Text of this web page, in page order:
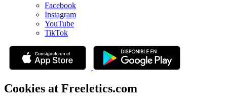
Facebook
Instagram
YouTube
TikTok
Cookies at Freeletics.com